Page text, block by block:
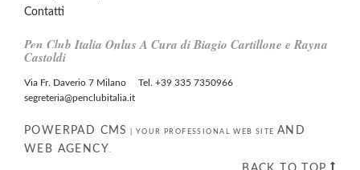
Contatti
Pen Club Italia Onlus A Cura di Biagio Cartillone e Rayna
Castoldi
Via Fr. Daverio 7 Milano Tel. +39 335 7350966
segreteria@penclubitalia.it
POWERPAD CMS |YOUR PROFESSIONAL WEB SITE AND
WEB AGENCY